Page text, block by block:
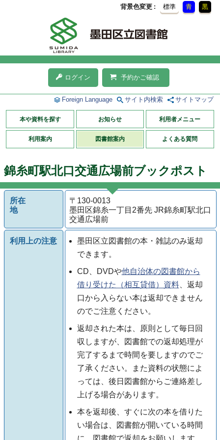
背景色変更 標準 青 黒
ログイン 予約かご確認
Foreign Language サイト内検索 サイトマップ
本や資料を探す お知らせ 利用者メニュー
利用案内 図書館案内 よくある質問
錦糸町駅北口交通広場前ブックポスト
所在
地
〒130-0013
墨田区錦糸一丁目2番先 JR錦糸町駅北口
交通広場前
利用上の注意
墨田区立図書館の本・雑誌のみ返却
できます。
CD、DVDや他自治体の図書館から
借り受けた（相互貸借）資料、返却
口から入らない本は返却できません
のでご注意ください。
返却された本は、原則として毎日回
収しますが、図書館での返却処理が
完了するまで時間を要しますのでご
了承ください。また資料の状態によ
っては、後日図書館からご連絡差し
上げる場合があります。
本を返却後、すぐに次の本を借りた
い場合は、図書館が開いている時間
に、図書館で返却をお願いします。